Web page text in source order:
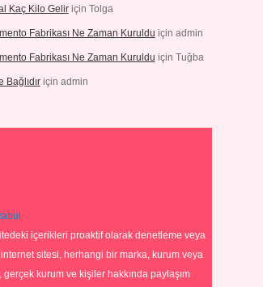
Kaç Kilo Geliriçin Tolga
Fabrikası Ne Zaman Kuruldu için admin
Fabrikası Ne Zaman Kuruldu için Tuğba
Bağlıdıriçin admin
içerikleri proaktif olarak denetleme veya
sitesi, herhangi bir marka, kurum veya
gerçek kurum ve kişiler hakkında paylaşım